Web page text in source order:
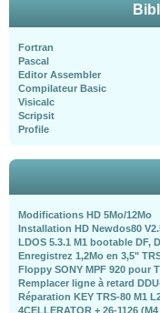
Fortran
Pascal
Editor Assembler
Compilateur Basic
Visicalc
Scripsit
Profile
Modifications HD 5Mo/12Mo
Installation HD Newdos80
LDOS 5.3.1 M1 bootable DF,
Enregistrez 1,2Mo en 3,5"
Floppy SONY MPF 920 pour
Remplacer ligne à retard
Réparation KEY TRS-80 M1
4CELLERATOR + 26-1126